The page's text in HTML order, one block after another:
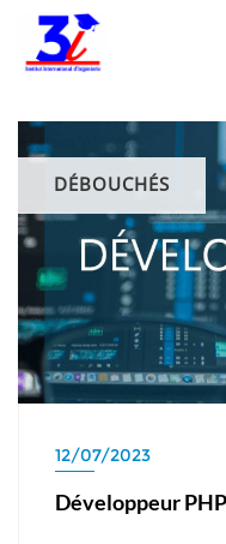
DÉBOUCHÉS
12/07/2023
Développeur PHP